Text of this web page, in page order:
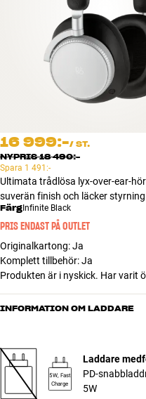
Tillbehör
INSPIRATION
MÄRKEN
ERBJUDANDEN
Hitta Butik
Kundtjänst
Logga in
Bygg med ljud
Företag
16 999:-/ ST.
NYPRIS18 490:-
Spara 1 491:-
Ultimata trådlösa lyx-over-ear-
suverän finish och läcker
Färg Infinite Black
PRIS ENDAST PÅ OUTLET
Originalkartong:Ja
Komplett tillbehör:Ja
Produkten är i nyskick. Har varit
INFORMATION OM LADDARE
5W, Fast
Charge
Laddare
PD-
5W